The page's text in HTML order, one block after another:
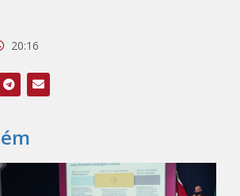
20:16